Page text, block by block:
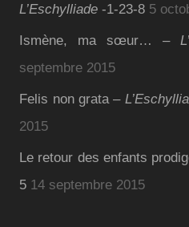
L’Eschylliade -1-23-8 5
Ismène, ma sœur… –
septembre 2015
Felis non grata –
2015
Le retour des enfants
5 14 septembre 2015